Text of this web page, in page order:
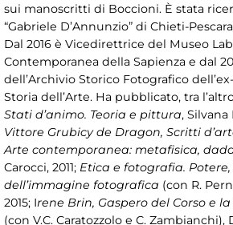
sui manoscritti di Boccioni. È stata
“Gabriele D’Annunzio” di Chieti-
Dal 2016 è Vicedirettrice del Museo
Contemporanea della Sapienza e dal
dell’Archivio Storico Fotografico
Storia dell’Arte. Ha pubblicato, tra
Stati d’animo. Teoria e pittura,
Vittore Grubicy de Dragon, Scritti
Arte contemporanea: metafisica,
Carocci, 2011; Etica e fotografia.
dell’immagine fotografica (con R.
2015; Irene Brin, Gaspero del Corso e la
(con V.C. Caratozzolo e C. Zambianchi),